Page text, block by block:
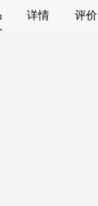
详情 评价